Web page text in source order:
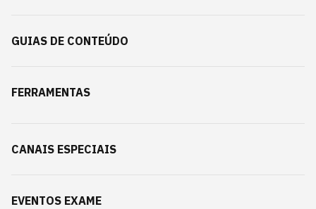
GUIAS DE CONTEÚDO
FERRAMENTAS
CANAIS ESPECIAIS
EVENTOS EXAME